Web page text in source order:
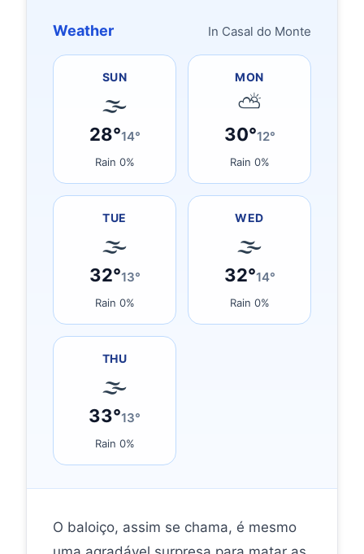
Weather In Casal do Monte
SUN
🌫
28°14°
Rain 0%
MON
⛅
30°12°
Rain 0%
TUE
🌫
32°13°
Rain 0%
WED
🌫
32°14°
Rain 0%
THU
🌫
33°13°
Rain 0%
O baloiço, assim se chama, é mesmo